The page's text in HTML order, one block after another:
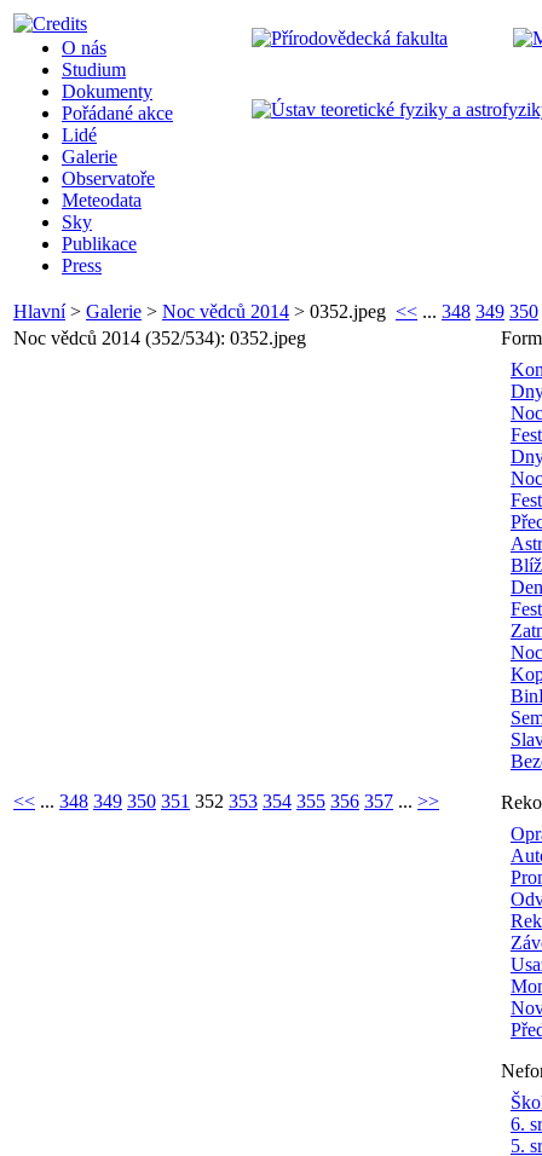
O nás
Studium
Dokumenty
Pořádané akce
Lidé
Galerie
Observatoře
Meteodata
Sky
Publikace
Press
Hlavní> Galerie > Noc vědců 2014 > 0352.jpeg << ... 348 349 350
6.
5.
Noc vědců 2014 (352/534): 0352.jpeg
<< ... 348 349 350 351 352 353 354 355 356 357 ... >>